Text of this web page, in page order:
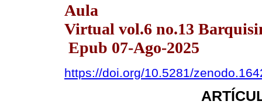
Aula
Virtual vol.6 no.13
Epub 07-Ago-2025
https://doi.org/10.5281/